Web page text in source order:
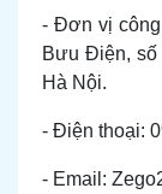
- Đơn vị
Bưu Điện, số
Hà Nội.
- Điện thoại:
- Email: